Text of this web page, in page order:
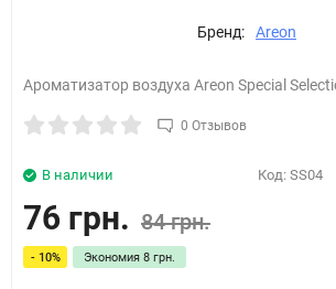
Бренд: Areon
Ароматизатор воздуха Areon Special
0 Отзывов
В наличии Код: SS04
76 грн. 84 грн.
- 10% Экономия 8 грн.